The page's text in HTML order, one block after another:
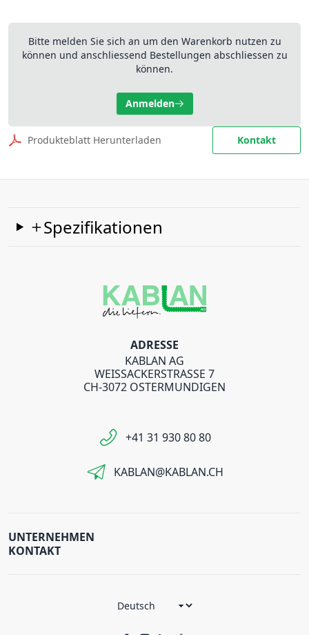
Bitte melden Sie sich an um den Warenkorb nutzen zu
können und anschliessend Bestellungen abschliessen zu
können.
Anmelden
Produkteblatt Herunterladen Kontakt
Spezifikationen
ADRESSE
KABLAN AG
WEISSACKERSTRASSE 7
CH-3072 OSTERMUNDIGEN
+41 31 930 80 80
KABLAN@KABLAN.CH
UNTERNEHMEN
KONTAKT